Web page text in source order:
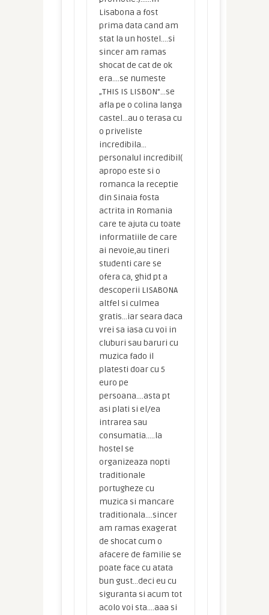
Lisabona a fost
prima data cand am
stat la un hostel….si
sincer am ramas
shocat de cat de ok
era….se numeste
„THIS IS LISBON”…se
afla pe o colina langa
castel…au o terasa cu
o priveliste
incredibila…
personalul incredibil(
apropo este si o
romanca la receptie
din Sinaia fosta
actrita in Romania
care te ajuta cu toate
informatiile de care
ai nevoie,au tineri
studenti care se
ofera ca, ghid pt a
descoperii LISABONA
altfel si culmea
gratis…iar seara daca
vrei sa iasa cu voi in
cluburi sau baruri cu
muzica fado il
platesti doar cu 5
euro pe
persoana….asta pt
asi plati si el/ea
intrarea sau
consumatia…..la
hostel se
organizeaza nopti
traditionale
portugheze cu
muzica si mancare
traditionala….sincer
am ramas exagerat
de shocat cum o
afacere de familie se
poate face cu atata
bun gust…deci eu cu
siguranta si acum tot
acolo voi sta….aaa si